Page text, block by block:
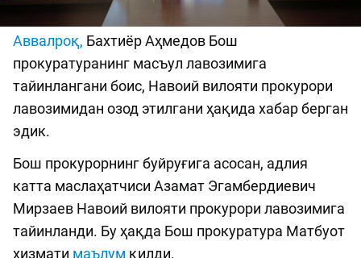
Аввалроқ, Бахтиёр Аҳмедов Бош
прокуратуранинг масъул лавозимига
тайинлангани боис, Навоий вилояти прокурори
лавозимидан озод этилгани ҳақида хабар берган
эдик.
Бош прокурорнинг буйруғига асосан, адлия
катта маслаҳатчиси Азамат Эгамбердиевич
Мирзаев Навоий вилояти прокурори лавозимига
тайинланди. Бу ҳақда Бош прокуратура Матбуот
хизмати маълум қилди.